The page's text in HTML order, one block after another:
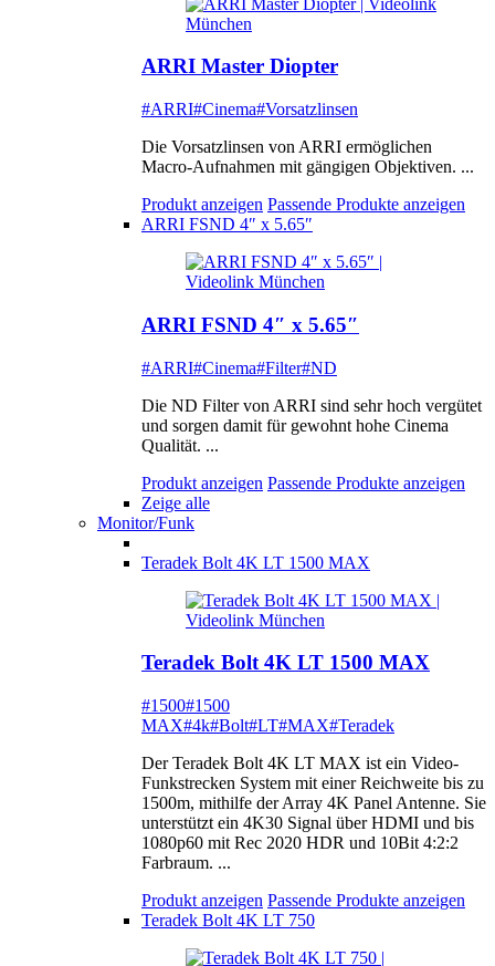
ARRI Master Diopter
#ARRI#Cinema#Vorsatzlinsen
Die Vorsatzlinsen von ARRI ermöglichen
Macro-Aufnahmen mit gängigen Objektiven. ...
Produkt anzeigen Passende Produkte anzeigen
ARRI FSND 4″ x 5.65″
ARRI FSND 4″ x 5.65″
#ARRI#Cinema#Filter#ND
Die ND Filter von ARRI sind sehr hoch vergütet
und sorgen damit für gewohnt hohe Cinema
Qualität. ...
Produkt anzeigen Passende Produkte anzeigen
Zeige alle
Monitor/Funk
Teradek Bolt 4K LT 1500 MAX
Teradek Bolt 4K LT 1500 MAX
#1500#1500
MAX#4k#Bolt#LT#MAX#Teradek
Der Teradek Bolt 4K LT MAX ist ein Video-
Funkstrecken System mit einer Reichweite bis zu
1500m, mithilfe der Array 4K Panel Antenne. Sie
unterstützt ein 4K30 Signal über HDMI und bis
1080p60 mit Rec 2020 HDR und 10Bit 4:2:2
Farbraum. ...
Produkt anzeigen Passende Produkte anzeigen
Teradek Bolt 4K LT 750